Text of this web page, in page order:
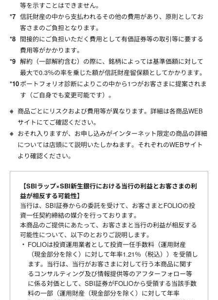
等を示すことはできません。
信託財産の中から支払われるその他の費用があり、原則としてお
客さまのご負担となります。
間接的にご負担いただく費用として有価証券等の取引等に要する
費用等がかかります。
解約（一部解約含む）の際に、銘柄によっては基準価額に対して
最大で0.3％の率を乗じた額が信託財産留保額としてかかります。
ポートフォリオ診断によりこの中から1つがお客さまに提案されま
す（ご自身でも変更可能です）。
商品ごとにリスクおよび費用等が異なります。詳細は各商品WEB
サイトにてご確認ください。
おそれ入りますが、お申し込みがインターネット限定の商品の詳細
については店頭にて説明いたしかねます。それぞれのWEBサイト
より確認ください。
【SBIラップ×SBI新生銀行における当行の利益とお客さまの利
益が相反する可能性】
当行は、SBI証券からの委託を受けて、お客さまとFOLIOの投
資一任契約締結の媒介を行っております。
本商品のご提供にあたって、お客さまと当行の利益が相反する
可能性について、以下のとおりご説明します。
FOLIOは投資運用業者として投資一任手数料（運用財産
（現金部分を除く）に対して年率1.21％（税込））を受領し
ます。当行は、当行がお客さまに対して行う本商品に関す
るコンサルティング及び情報提供等のアフターフォロー等
に係る対価として、SBI証券がFOLIOから受領する当該手数
料の一部（運用財産（現金部分を除く）に対して年率